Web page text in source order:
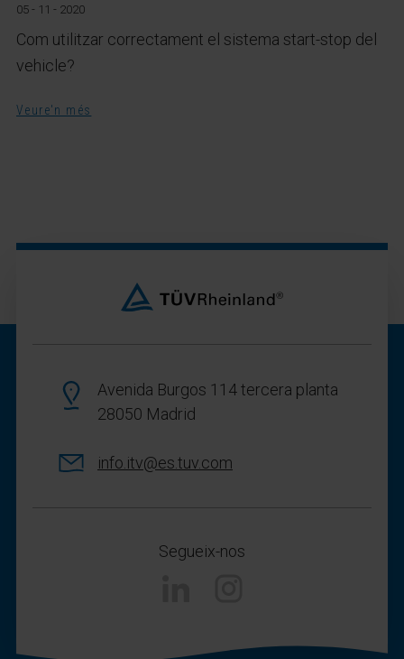
05 - 11 - 2020
Com utilitzar correctament el sistema start-stop del
vehicle?
Veure'n més
Avenida Burgos 114 tercera planta
28050 Madrid
info.itv@es.tuv.com
Segueix-nos